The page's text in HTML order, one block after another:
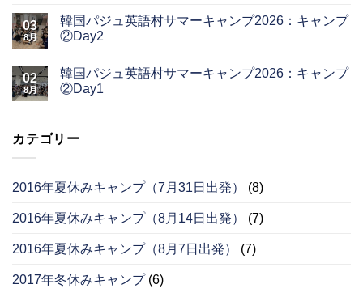
03
8月
韓国パジュ英語村サマーキャンプ2026：キャンプ
②Day2
02
8月
韓国パジュ英語村サマーキャンプ2026：キャンプ
②Day1
カテゴリー
2016年夏休みキャンプ（7月31日出発） (8)
2016年夏休みキャンプ（8月14日出発） (7)
2016年夏休みキャンプ（8月7日出発） (7)
2017年冬休みキャンプ(6)